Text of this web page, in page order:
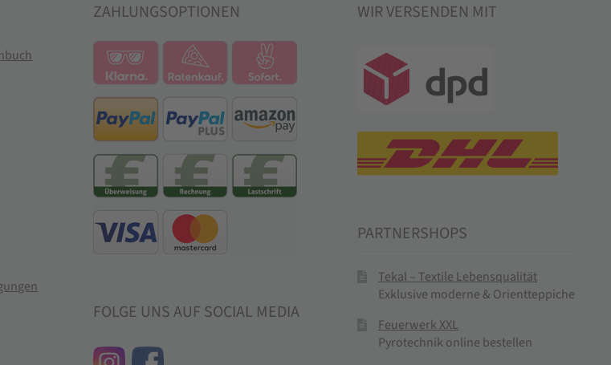
ZAHLUNGSOPTIONEN
FOLGE UNS AUF SOCIAL MEDIA
WIR VERSENDEN MIT
PARTNERSHOPS
Tekal – Textile Lebensqualität
Exklusive moderne & Orientteppiche
Feuerwerk XXL
Pyrotechnik online bestellen